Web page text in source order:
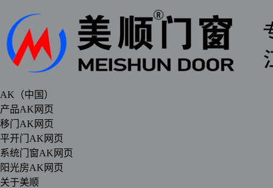
AK（中国）
产品AK网页
移门AK网页
平开门AK网页
系统门窗AK网页
阳光房AK网页
关于美顺